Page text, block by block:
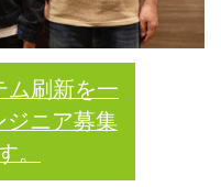
ム刷新を一
ジニア募集
。